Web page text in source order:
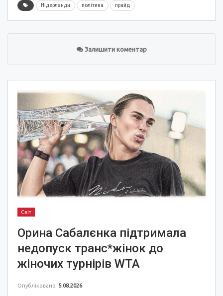
Нідерланди політика прайд
Залишити коментар
Світ
Орина Сабалєнка підтримала
недопуск транс*жінок до
жіночих турнірів WTA
Опубліковано 5.08.2026